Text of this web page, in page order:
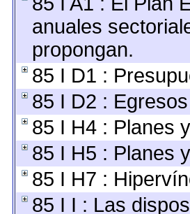
anuales
propongan.
85 I D1 :
85 I D2 :
85 I H4 : Planes
85 I H5 : Planes
85 I H7 :
85 I I : Las